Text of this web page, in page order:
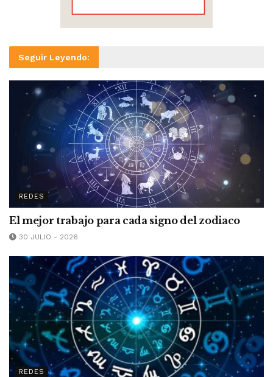
Seguir Leyendo:
REDES
El mejor trabajo para cada signo del zodiaco
30 JULIO - 2026
REDES